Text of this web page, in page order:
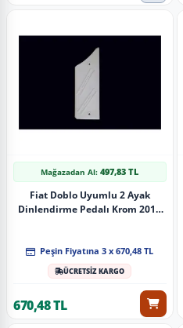
Mağazadan Al:497,83 TL
Fiat Doblo Uyumlu 2 Ayak
Dinlendirme Pedalı Krom 2010
Peşin Fiyatına 3 x 670,48 TL
ÜCRETSİZ KARGO
670,48 TL